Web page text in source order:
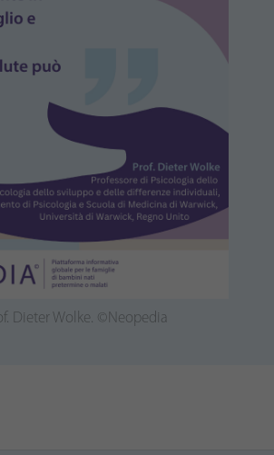
Dieter Wolke. ©Neopedia